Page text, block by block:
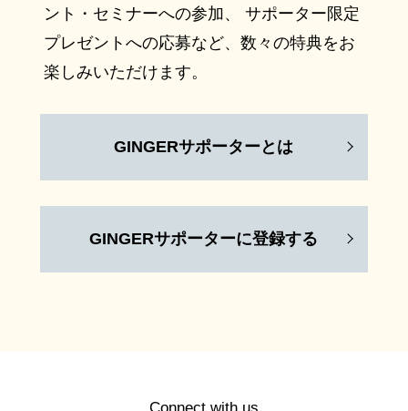
ント・セミナーへの参加、 サポーター限定
プレゼントへの応募など、数々の特典をお
楽しみいただけます。
GINGERサポーターとは
GINGERサポーターに登録する